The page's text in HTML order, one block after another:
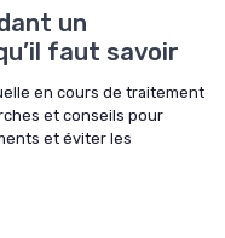
un
faut savoir
en cours de traitement
et conseils pour
et éviter les